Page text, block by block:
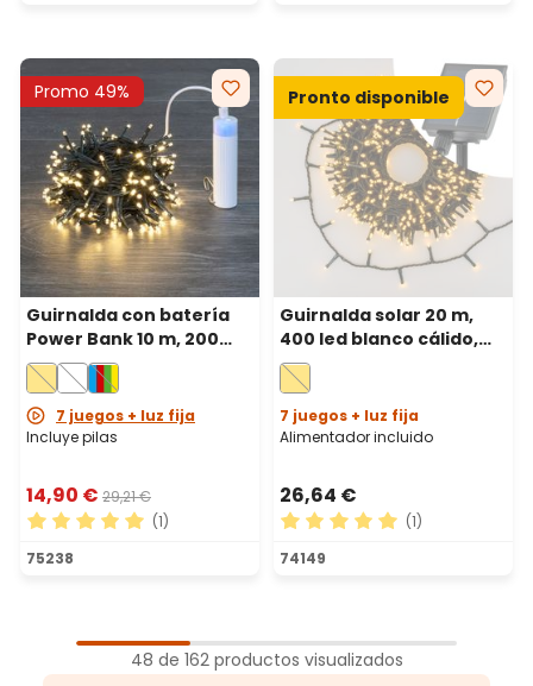
Promo 49%
Guirnalda con batería
Power Bank 10 m, 200
miniled blanco cálido,
cable verde
7 juegos + luz fija
Incluye pilas
14,90 € 29,21 €
Calificación promedio de 5 de 5 estrellas
(1)
75238
Pronto disponible
Guirnalda solar 20 m,
400 led blanco cálido,
cable verde, Power Bank
con carga USB
7 juegos + luz fija
Alimentador incluido
26,64 €
Calificación promedio de
(1)
74149
48 de 162 productos visualizados